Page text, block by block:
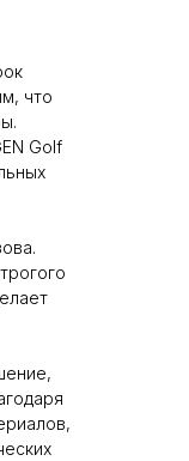
что
Golf